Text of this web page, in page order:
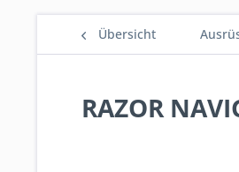
Übersicht
RAZOR